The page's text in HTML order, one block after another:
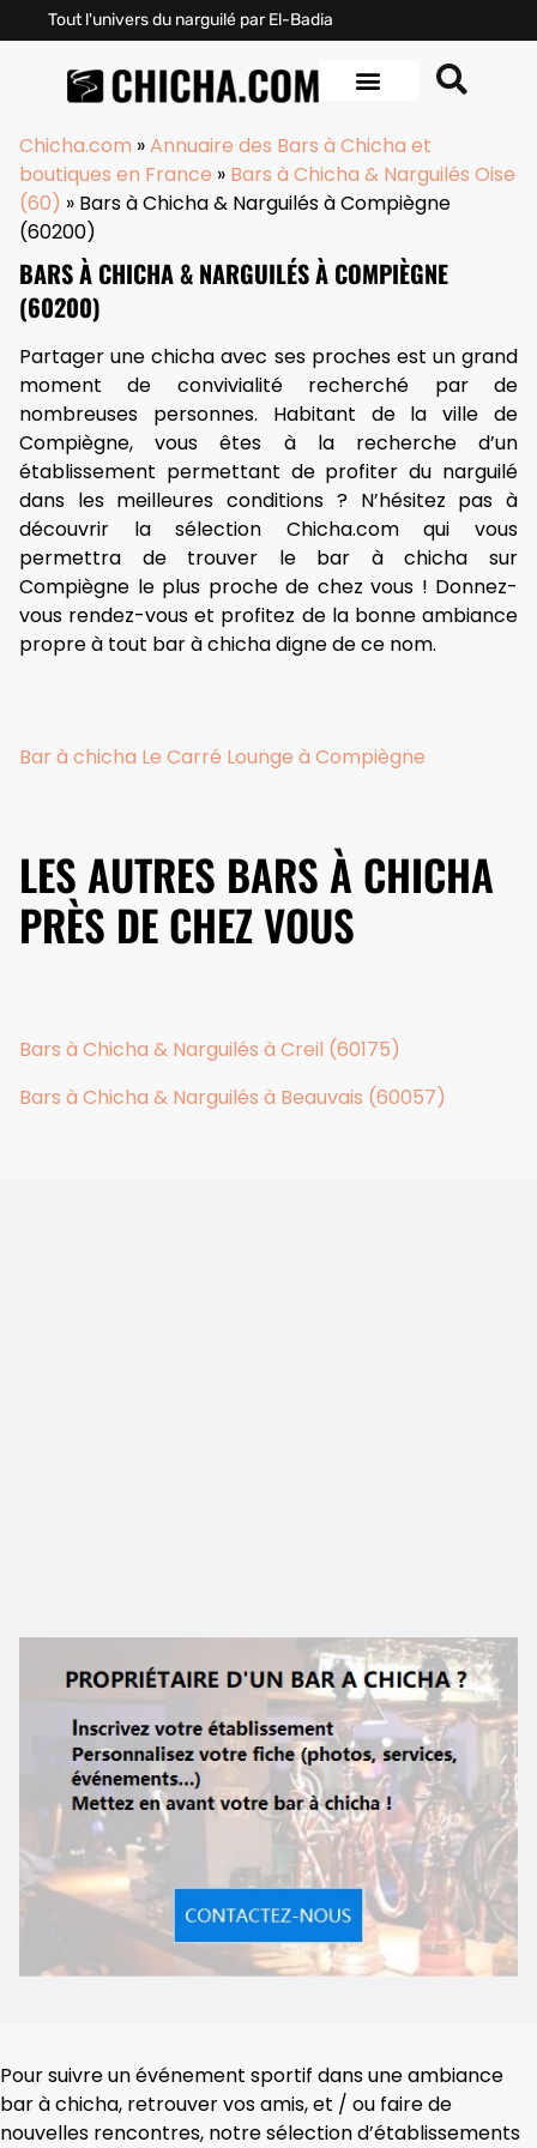
Tout l'univers du narguilé par El-Badia
Chicha.com »Annuaire des Bars à Chicha et
boutiques en France » Bars à Chicha & Narguilés Oise
(60) » Bars à Chicha & Narguilés à Compiègne
(60200)
BARS À CHICHA & NARGUILÉS À COMPIÈGNE
(60200)
Partager une chicha avec ses proches est un grand
moment de convivialité recherché par de
nombreuses personnes. Habitant de la ville de
Compiègne, vous êtes à la recherche d’un
établissement permettant de profiter du narguilé
dans les meilleures conditions ? N’hésitez pas à
découvrir la sélection Chicha.com qui vous
permettra de trouver le bar à chicha sur
Compiègne le plus proche de chez vous ! Donnez-
vous rendez-vous et profitez de la bonne ambiance
propre à tout bar à chicha digne de ce nom.
Bar à chicha Le Carré Lounge à Compiègne
LES AUTRES BARS À CHICHA
PRÈS DE CHEZ VOUS
Bars à Chicha & Narguilés à Creil (60175)
Bars à Chicha & Narguilés à Beauvais (60057)
Pour suivre un événement sportif dans une ambiance
bar à chicha, retrouver vos amis, et / ou faire de
nouvelles rencontres, notre sélection d’établissements